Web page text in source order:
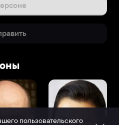
пользовательского